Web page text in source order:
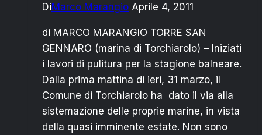
DiMarco Marangio Aprile 4, 2011
di MARCO MARANGIO TORRE SAN
GENNARO (marina di Torchiarolo) – Iniziati
i lavori di pulitura per la stagione balneare.
Dalla prima mattina di ieri, 31 marzo, il
Comune di Torchiarolo ha dato il via alla
sistemazione delle proprie marine, in vista
della quasi imminente estate. Non sono